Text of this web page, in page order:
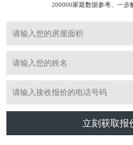
200000家庭数据参考、一步
立刻获取报